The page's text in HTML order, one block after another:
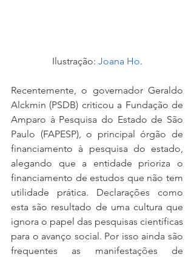
Ilustração: Joana Ho.
Recentemente, o governador Geraldo
Alckmin (PSDB) criticou a Fundação de
Amparo à Pesquisa do Estado de São
Paulo (FAPESP), o principal órgão de
financiamento à pesquisa do estado,
alegando que a entidade prioriza o
financiamento de estudos que não tem
utilidade prática. Declarações como
esta são resultado de uma cultura que
ignora o papel das pesquisas científicas
para o avanço social. Por isso ainda são
frequentes as manifestações de